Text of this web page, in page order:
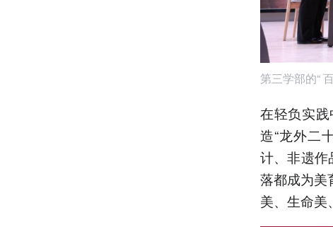
第三学部的“
在轻负实
造“龙外二
计、非遗作
落都成为美
美、生命美